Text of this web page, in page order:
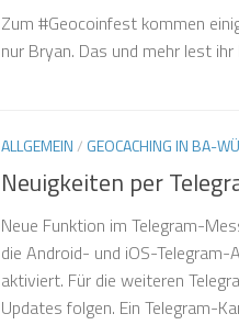
Zum #Geocoinfest kommen
nur Bryan. Das und mehr lest ihr
ALLGEMEIN/ GEOCACHING IN BA-WÜ
Neuigkeiten per
Neue Funktion im Telegram-
die Android- und iOS-Telegram-
aktiviert. Für die weiteren
Updates folgen. Ein Telegram-